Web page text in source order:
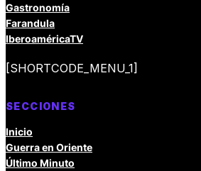
Gastronomía
Farandula
IberoaméricaTV
[SHORTCODE_MENU_1]
SECCIONES
Inicio
Guerra en Oriente
Último Minuto